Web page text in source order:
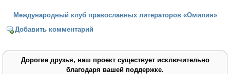
Международный клуб православных литераторов «Омилия»
Добавить комментарий
Дорогие друзья, наш проект существует исключительно
благодаря вашей поддержке.